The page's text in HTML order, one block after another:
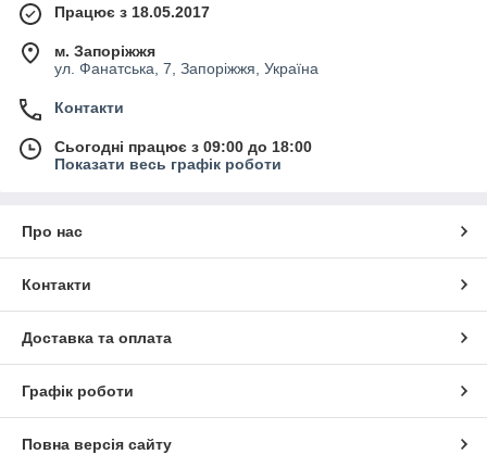
Працює з 18.05.2017
м. Запоріжжя
ул. Фанатська, 7, Запоріжжя, Україна
Контакти
Сьогодні працює з 09:00 до 18:00
Показати весь графік роботи
Про нас
Контакти
Доставка та оплата
Графік роботи
Повна версія сайту